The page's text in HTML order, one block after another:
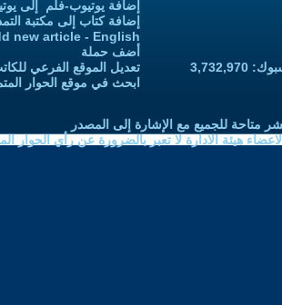
إضافة يوتيوب-فلم إلى
إضافة كتاب إلى مكتبة
new article - English
أضف حملة
تعديل الموقع الفرعي
ابحث في موقع الحوار
متاحة للجميع مع الإشارة إلى المصدر
هيئة الادارة لا تعبر بالضرورة عن رأي الحوار